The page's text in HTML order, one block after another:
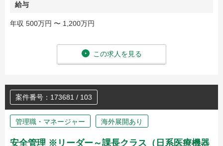
給与
年収 500万円 〜 1,200万円
この求人を見る
案件番号：173681 / 103
管理職・マネージャー 海外展開あり
安全管理 ※リーダー～課長クラス（日系医療機器